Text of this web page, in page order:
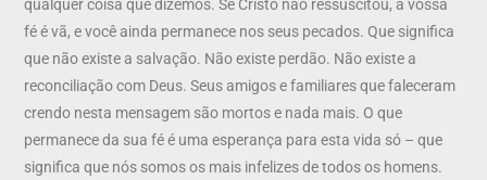
qualquer coisa que dizemos. Se Cristo não ressuscitou, a vossa
fé é vã, e você ainda permanece nos seus pecados. Que significa
que não existe a salvação. Não existe perdão. Não existe a
reconciliação com Deus. Seus amigos e familiares que faleceram
crendo nesta mensagem são mortos e nada mais. O que
permanece da sua fé é uma esperança para esta vida só – que
significa que nós somos os mais infelizes de todos os homens.